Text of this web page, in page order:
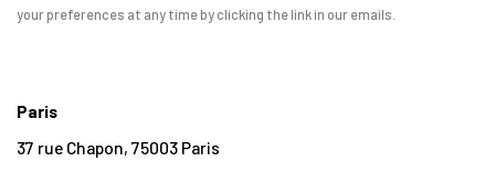
your preferences at any time by clicking the link in our emails.
Paris
37 rue Chapon, 75003 Paris